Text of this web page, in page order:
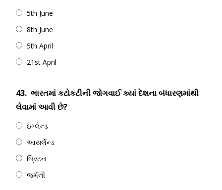
5th June
8th June
5th April
21st April
43. ભારતમાં કટોકટીની જોગવાઈ ક્યાં દેશના બંધારણમાંથી
લેવામાં આવી છે?
ઇંગ્લેન્ડ
આયર્લેન્ડ
બ્રિટન
જર્મની